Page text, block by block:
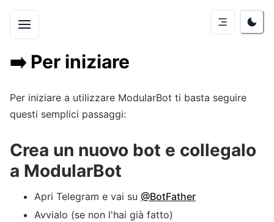
➡️Per iniziare
Per iniziare a utilizzare ModularBot ti basta seguire
questi semplici passaggi:
Crea un nuovo bot e collegalo
a ModularBot
Apri Telegram e vai su @BotFather
Avvialo (se non l'hai già fatto)